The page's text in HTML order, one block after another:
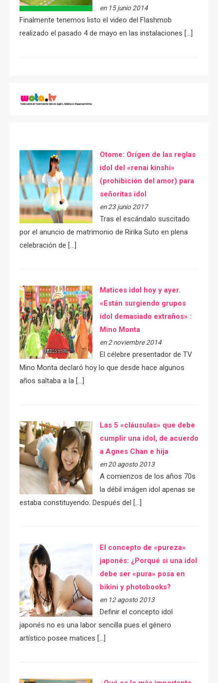
en 15 junio 2014
Finalmente tenemos listo el video del Flashmob
realizado el pasado 4 de mayo en las instalaciones […]
Otome: Orígen de las reglas
idol del «renai kinshi»
(prohibición del amor) para
señoritas idol
en 23 junio 2017
Tras el escándalo suscitado
por el anuncio de matrimonio de Ririka Suto en plena
celebración de […]
Matices idol hoy y ayer.
«Están surgiendo grupos
idol demasiado extraños» :
Mino Monta
en 2 noviembre 2014
El célebre presentador de TV
Mino Monta declaró hoy lo que desde hace algunos
años saltaba a la […]
Las 5 «cláusulas» que debe
cumplir una idol, de acuerdo
a Agnes Chan e hija
en 20 agosto 2013
A comienzos de los años 70s
la débil imágen idol apenas se
estaba constituyendo. Después del […]
El concepto de «pureza»
japonés: ¿Porqué si una idol
debe ser «pura» posa en
bikini y photobooks?
en 12 agosto 2013
Definir el concepto idol
japonés no es una labor sencilla pues el género
artístico posee matices […]